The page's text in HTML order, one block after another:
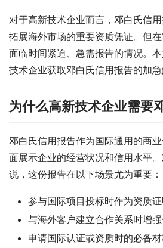
对于高新技术企业而言，邓白氏信用
拓展海外市场的重要资质凭证。但
面临时间紧迫、急需报告的情况。
技术企业获取邓白氏信用报告的加急
为什么高新技术企业需要
邓白氏信用报告作为国际通用的商
面展示企业的经营状况和信用水平
说，这份报告在以下场景尤为重要：
参与国际项目投标时作为资质
与海外客户建立合作关系时增
申请国际认证或资质时的必备